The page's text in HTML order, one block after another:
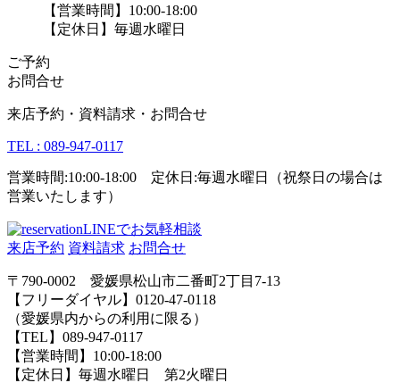
【営業時間】10:00-18:00
【定休日】毎週水曜日
ご予約
お問合せ
来店予約・資料請求・お問合せ
TEL : 089-947-0117
営業時間:10:00-18:00 定休日:毎週水曜日（祝祭日の場合は
営業いたします）
LINEでお気軽相談
来店予約 資料請求 お問合せ
〒790-0002 愛媛県松山市二番町2丁目7-13
【フリーダイヤル】0120-47-0118
（愛媛県内からの利用に限る）
【TEL】089-947-0117
【営業時間】10:00-18:00
【定休日】毎週水曜日 第2火曜日